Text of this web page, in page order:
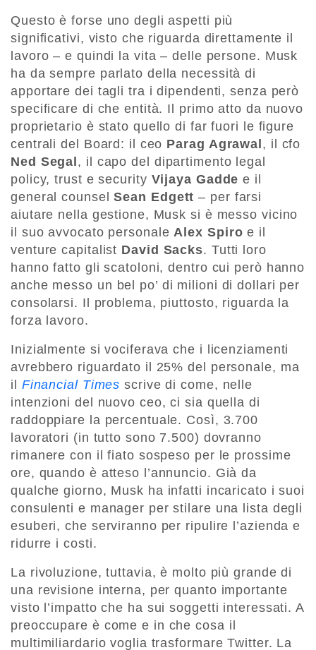
Questo è forse uno degli aspetti più
significativi, visto che riguarda direttamente il
lavoro – e quindi la vita – delle persone. Musk
ha da sempre parlato della necessità di
apportare dei tagli tra i dipendenti, senza però
specificare di che entità. Il primo atto da nuovo
proprietario è stato quello di far fuori le figure
centrali del Board: il ceo Parag Agrawal , il cfo
Ned Segal , il capo del dipartimento legal
policy, trust e security Vijaya Gadde e il
general counselSean Edgett – per farsi
aiutare nella gestione, Musk si è messo vicino
il suo avvocato personaleAlex Spiro e il
venture capitalist David Sacks. Tutti loro
hanno fatto gli scatoloni, dentro cui però hanno
anche messo un bel po’ di milioni di dollari per
consolarsi. Il problema, piuttosto, riguarda la
forza lavoro.
Inizialmente si vociferava che i licenziamenti
avrebbero riguardato il 25% del personale, ma
il Financial Times scrive di come, nelle
intenzioni del nuovo ceo, ci sia quella di
raddoppiare la percentuale. Così, 3.700
lavoratori (in tutto sono 7.500) dovranno
rimanere con il fiato sospeso per le prossime
ore, quando è atteso l’annuncio. Già da
qualche giorno, Musk ha infatti incaricato i suoi
consulenti e manager per stilare una lista degli
esuberi, che serviranno per ripulire l’azienda e
ridurre i costi.
La rivoluzione, tuttavia, è molto più grande di
una revisione interna, per quanto importante
visto l’impatto che ha sui soggetti interessati. A
preoccupare è come e in che cosa il
multimiliardario voglia trasformare Twitter. La